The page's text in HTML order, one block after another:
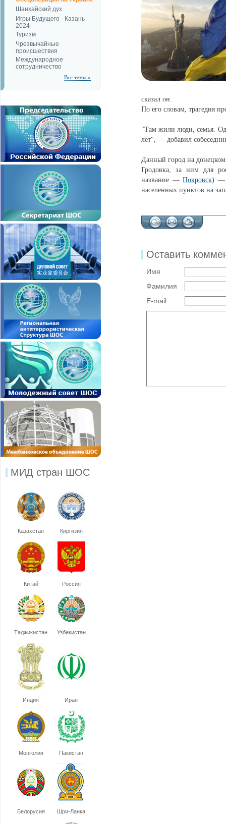
Шанхайский дух
Игры Будущего - Казань
2024
Туризм
Чрезвычайные
происшествия
Международное
сотрудничество
Все темы »
МИД стран ШОС
Казахстан Киргизия
Китай Россия
Таджикистан Узбекистан
Индия Иран
Монголия Пакистан
Белорусия Шри-Ланка
сказал он.
По его словам, трагедия
"Там жили люди, семья.
лет", — добавил
Данный город на
Гродовка, за ним для
название —Покровск) —
населенных пунктов на
Оставить
Имя
Фамилия
E-mail